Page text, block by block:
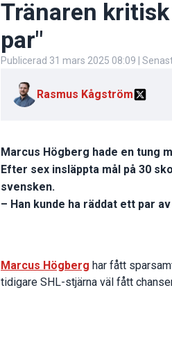
Tränaren
par"
Publicerad 31 mars 2025 08:09 |
Rasmus Kågström
Marcus Högberg hade en tung
Efter sex insläppta mål på 30
svensken.
– Han kunde ha räddat ett par
Marcus Högberg har fått
tidigare SHL-stjärna väl fått